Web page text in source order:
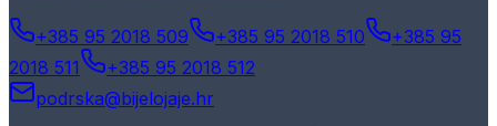
+385 95 2018 509 +385 95 2018 510
+385 95
2018 511
+385 95 2018 512
podrska@bijelojaje.hr